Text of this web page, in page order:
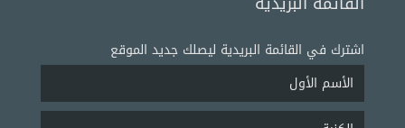
اشترك في القائمة البريدية ليصلك جديد الموقع